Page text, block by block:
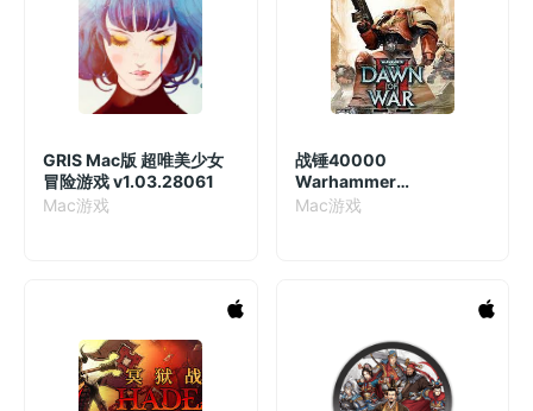
GRIS Mac版 超唯美少女
冒险游戏 v1.03.28061
Mac游戏
战锤40000
Warhammer
40,000:Shootas,
Mac游戏